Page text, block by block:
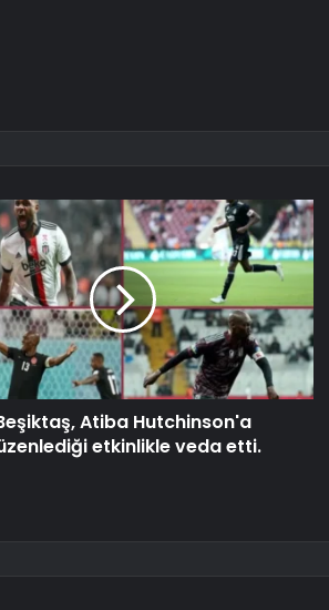
Atiba Hutchinson'a
etkinlikle veda etti.